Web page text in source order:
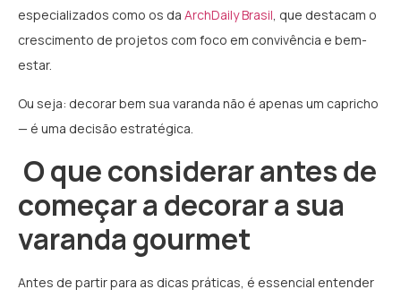
especializados como os da ArchDaily Brasil, que destacam o
crescimento de projetos com foco em convivência e bem-
estar.
Ou seja: decorar bem sua varanda não é apenas um capricho
— é uma decisão estratégica.
O que considerar antes de
começar a decorar a sua
varanda gourmet
Antes de partir para as dicas práticas, é essencial entender